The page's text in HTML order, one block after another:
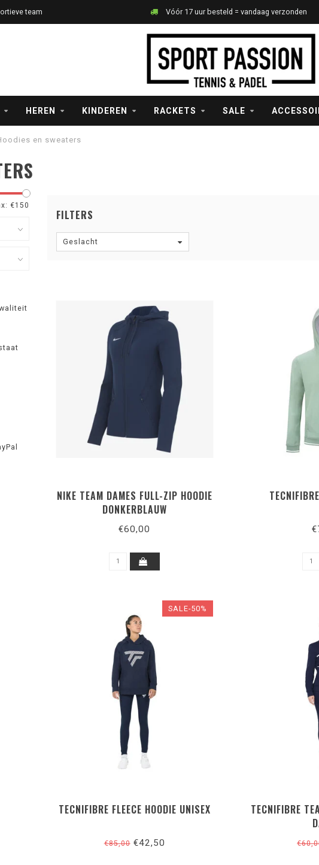
team Vóór 17 uur besteld = vandaag verzonden
HEREN KINDEREN RACKETS SALE
en sweaters
€150
FILTERS
Geslacht
NIKE TEAM DAMES FULL-ZIP HOODIE
DONKERBLAUW
€60,00
SALE-50%
TECNIFIBRE FLEECE HOODIE UNISEX
€85,00€42,50
TECNIFIBRE